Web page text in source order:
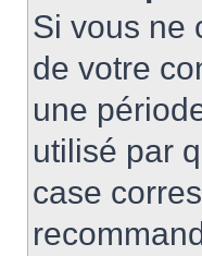
Si vous ne
de votre
une
utilisé par
case